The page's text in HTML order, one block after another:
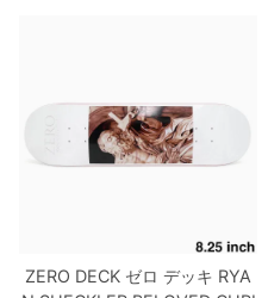
ZERO DECK ゼロ デッキ RYA